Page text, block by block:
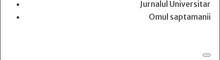
Jurnalul Universitar
Omul saptamanii